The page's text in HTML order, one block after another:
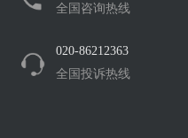
全国咨询热线
020-86212363
全国投诉热线